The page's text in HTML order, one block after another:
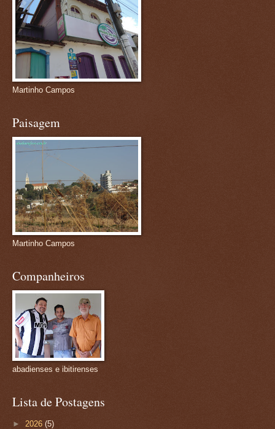
Martinho Campos
Paisagem
Martinho Campos
Companheiros
abadienses e ibitirenses
Lista de Postagens
► 2026 (5)